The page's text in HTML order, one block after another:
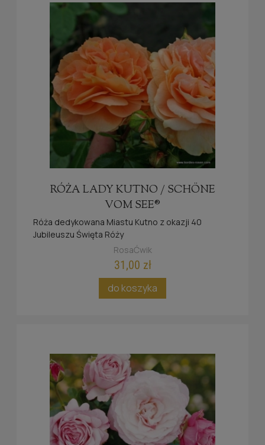
RÓŻA LADY KUTNO / SCHÖNE
VOM SEE®
Róża dedykowana Miastu Kutno z okazji 40
Jubileuszu Święta Róży
Złota i srebrna medalistka, pięknie powtarzająca
kwitnienie, nawet bez odświeżającego cięcia w
Złota Róża Baden Baden 2012
RosaĆwik
31,00 zł
do koszyka